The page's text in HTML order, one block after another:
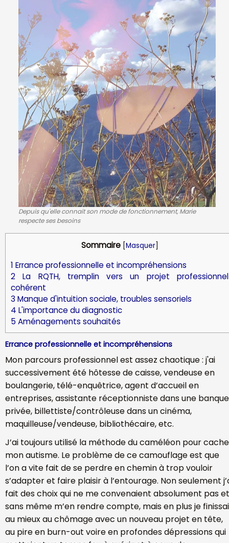
Depuis qu'elle connait son mode de fonctionnement, Marie
respecte ses besoins
Sommaire [Masquer]
1 Errance professionnelle et incompréhensions
2 La RQTH, tremplin vers un projet professionnel
cohérent
3 Manque d'intuition sociale, troubles sensoriels
4 L'importance du diagnostic
5 Aménagements souhaités
Errance professionnelle et incompréhensions
Mon parcours professionnel est assez chaotique : j'ai
successivement été hôtesse de caisse, vendeuse en
boulangerie, télé-enquêtrice, agent d’accueil en
entreprises, assistante réceptionniste dans une banque
privée, billettiste/contrôleuse dans un cinéma,
maquilleuse/vendeuse, bibliothécaire, etc.
J’ai toujours utilisé la méthode du caméléon pour
mon autisme. Le problème de ce camouflage est que
l’on a vite fait de se perdre en chemin à trop vouloir
s’adapter et faire plaisir à l’entourage. Non seulement
fait des choix qui ne me convenaient absolument pas et
sans même m’en rendre compte, mais en plus je
au mieux au chômage avec un nouveau projet en tête,
au pire en burn-out voire en profondes dépressions qui